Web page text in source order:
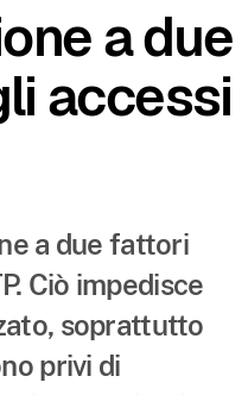
a due
accessi
a due fattori
Ciò impedisce
soprattutto
privi di